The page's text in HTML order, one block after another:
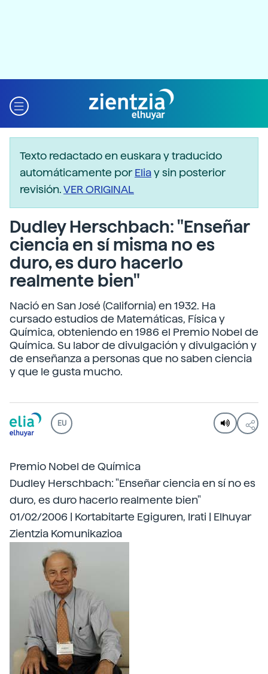
Texto redactado en euskara y traducido
automáticamente porEliay sin posterior
revisión.VER ORIGINAL
Dudley Herschbach: "Enseñar
ciencia en sí misma no es
duro, es duro hacerlo
realmente bien"
Nació en San José (California) en 1932. Ha
cursado estudios de Matemáticas, Física y
Química, obteniendo en 1986 el Premio Nobel de
Química. Su labor de divulgación y divulgación y
de enseñanza a personas que no saben ciencia
y que le gusta mucho.
EU
Premio Nobel de Química
Dudley Herschbach: "Enseñar ciencia en sí no es
duro, es duro hacerlo realmente bien"
01/02/2006 | Kortabitarte Egiguren, Irati | Elhuyar
Zientzia Komunikazioa